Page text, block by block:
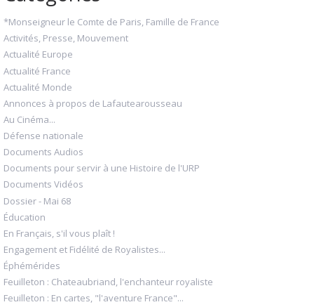
*Monseigneur le Comte de Paris, Famille de France
Activités, Presse, Mouvement
Actualité Europe
Actualité France
Actualité Monde
Annonces à propos de Lafautearousseau
Au Cinéma...
Défense nationale
Documents Audios
Documents pour servir à une Histoire de l'URP
Documents Vidéos
Dossier - Mai 68
Éducation
En Français, s'il vous plaît !
Engagement et Fidélité de Royalistes...
Éphémérides
Feuilleton : Chateaubriand, l'enchanteur royaliste
Feuilleton : En cartes, "l'aventure France"...